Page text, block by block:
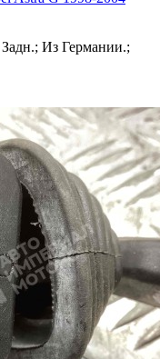
Из Германии.;